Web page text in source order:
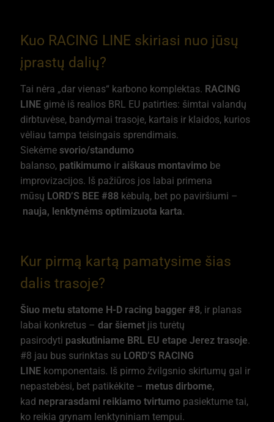
Kuo RACING LINE skiriasi nuo jūsų
įprastų dalių?
Tai nėra „dar vienas“ karbono komplektas. RACING
LINEgimė iš realios BRL EU patirties: šimtai valandų
dirbtuvėse, bandymai trasoje, kartais ir klaidos, kurios
vėliau tampa teisingais sprendimais.
Siekėme svorio/standumo
balanso, patikimumoir aiškaus montavimobe
improvizacijos. Iš pažiūros jos labai primena
mūsų LORD’S BEE #88 kėbulą, bet po paviršiumi –
nauja, lenktynėms optimizuota karta.
Kur pirmą kartą pamatysime šias
dalis trasoje?
Šiuo metu statome H-D racing bagger #8, ir planas
labai konkretus – dar šiemetjis turėtų
pasirodyti paskutiniame BRL EU etape Jerez trasoje.
#8 jau bus surinktas su LORD’S RACING
LINEkomponentais. Iš pirmo žvilgsnio skirtumų gal ir
nepastebėsi, bet patikėkite – metus dirbome,
kad neprarasdami reikiamo tvirtumo pasiektume tai,
ko reikia grynam lenktyniniam tempui.